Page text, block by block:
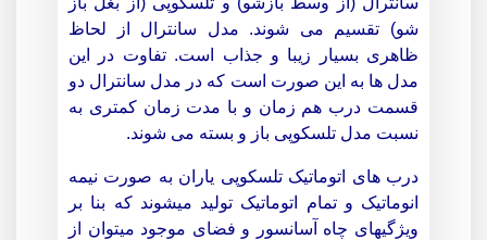
شو) تقسیم می شوند. مدل سانترال از لحاظ
ظاهری بسیار زیبا و جذاب است. تفاوت در این
مدل ها به این صورت است که در مدل سانترال دو
قسمت درب هم زمان و با مدت زمان کمتری به
نسبت مدل تلسکوپی باز و بسته می شوند.
درب های اتوماتیک تلسکوپی یاران به صورت نیمه
انوماتیک و تمام اتوماتیک تولید میشوند که بنا بر
ویژگیهای چاه آسانسور و فضای موجود میتوان از